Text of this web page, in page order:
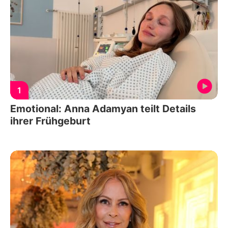
1
Emotional: Anna Adamyan teilt Details
ihrer Frühgeburt